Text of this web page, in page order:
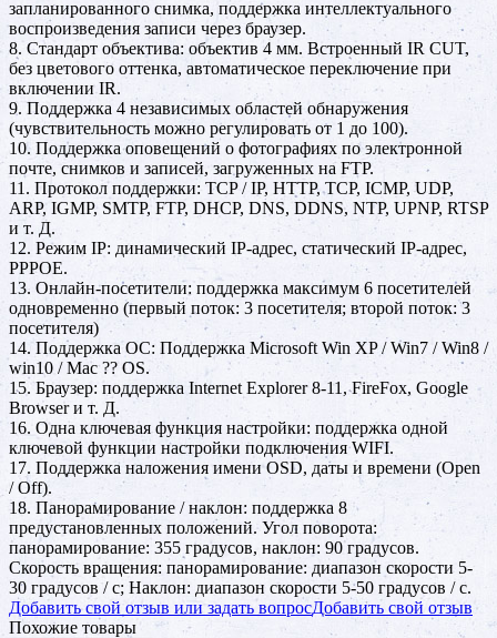
запланированного снимка, поддержка интеллектуального
воспроизведения записи через браузер.
8. Стандарт объектива: объектив 4 мм. Встроенный IR CUT,
без цветового оттенка, автоматическое переключение при
включении IR.
9. Поддержка 4 независимых областей обнаружения
(чувствительность можно регулировать от 1 до 100).
10. Поддержка оповещений о фотографиях по электронной
почте, снимков и записей, загруженных на FTP.
11. Протокол поддержки: TCP / IP, HTTP, TCP, ICMP, UDP,
ARP, IGMP, SMTP, FTP, DHCP, DNS, DDNS, NTP, UPNP, RTSP
и т. Д.
12. Режим IP: динамический IP-адрес, статический IP-адрес,
PPPOE.
13. Онлайн-посетители: поддержка максимум 6 посетителей
одновременно (первый поток: 3 посетителя; второй поток: 3
посетителя)
14. Поддержка ОС: Поддержка Microsoft Win XP / Win7 / Win8 /
win10 / Mac ?? OS.
15. Браузер: поддержка Internet Explorer 8-11, FireFox, Google
Browser и т. Д.
16. Одна ключевая функция настройки: поддержка одной
ключевой функции настройки подключения WIFI.
17. Поддержка наложения имени OSD, даты и времени (Open
/ Off).
18. Панорамирование / наклон: поддержка 8
предустановленных положений. Угол поворота:
панорамирование: 355 градусов, наклон: 90 градусов.
Скорость вращения: панорамирование: диапазон скорости 5-
30 градусов / с; Наклон: диапазон скорости 5-50 градусов / с.
Добавить свой отзыв или задать вопросДобавить свой отзыв
Похожие товары